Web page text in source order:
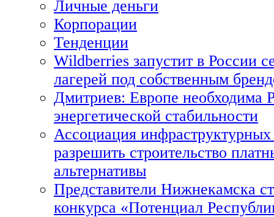
Личные деньги
Корпорации
Тенденции
Wildberries запустит в России
лагерей под собственным
Дмитриев: Европе необходима
энергетической стабильности
Ассоциация
разрешить строительство
альтернативы
Представители Нижнекамска
конкурса «Потенциал